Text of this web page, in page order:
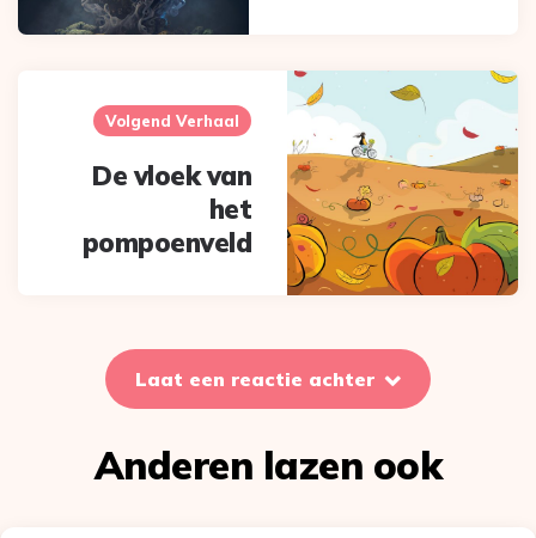
Volgend Verhaal
De vloek van
het
pompoenveld
Laat een reactie achter
Anderen lazen ook